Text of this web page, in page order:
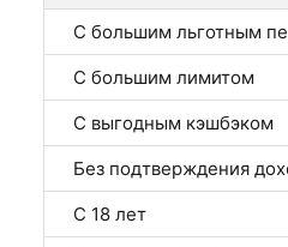
С большим льготным
С большим лимитом
С выгодным кэшбэком
Без подтверждения
С 18 лет